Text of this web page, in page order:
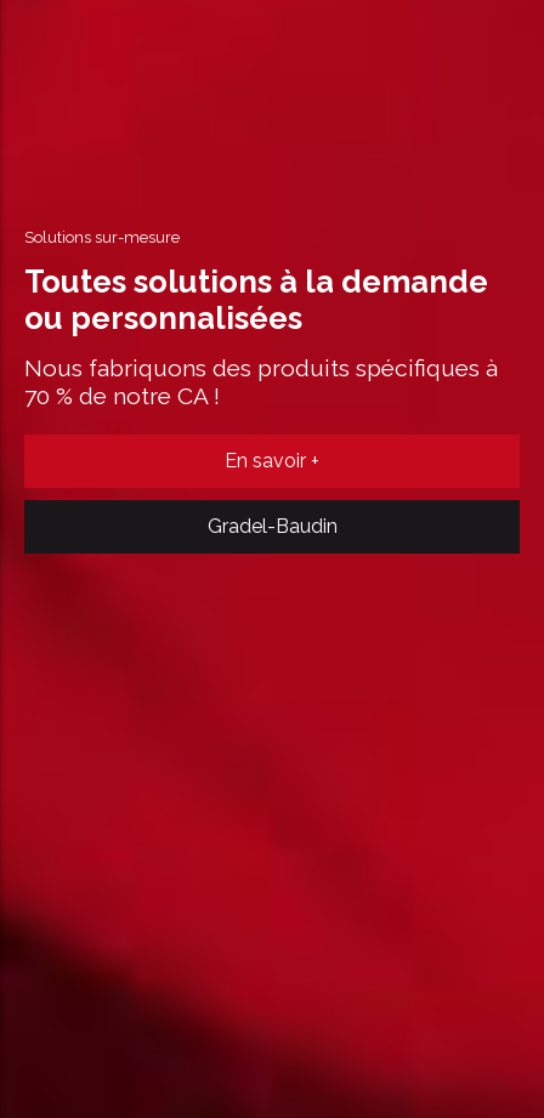
Solutions sur-mesure
Toutes solutions à la demande
ou personnalisées
Nous fabriquons des produits spécifiques à
70 % de notre CA !
En savoir +
Gradel-Baudin